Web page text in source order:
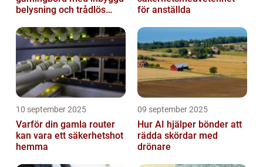
belysning och trådlös
för anställda
10 september 2025
Varför din gamla router
kan vara ett säkerhetshot
hemma
09 september 2025
Hur AI hjälper bönder att
rädda skördar med
drönare